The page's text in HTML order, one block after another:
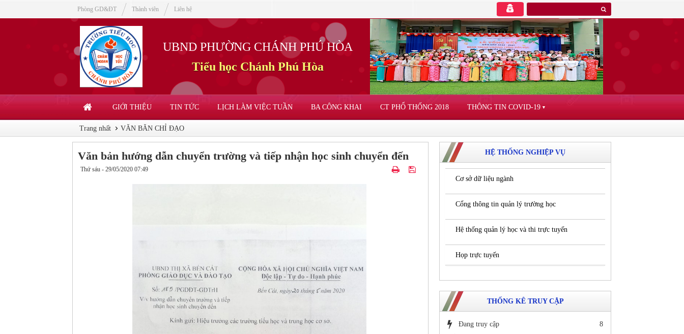
UBND PHƯỜNG CHÁNH PHÚ HÒA
Tiểu học Chánh Phú Hòa
GIỚI THIỆU TIN TỨC LỊCH LÀM VIỆC TUẦN BA CÔNG KHAI CT PHỔ THỐNG 2018 THÔNG TIN COVID-19 ▼
Phòng GD&ĐT Thành viên Liên hệ
Trang nhất VĂN BĂN CHỈ ĐẠO
Văn bản hướng dẫn chuyển trường và tiếp nhận học sinh chuyển đến
Thứ sáu - 29/05/2020 07:49
HỆ THỐNG NGHIỆP VỤ
Cơ sở dữ liệu ngành
Cổng thông tin quản lý trường học
Hệ thống quản lý học và thi trực tuyến
Họp trực tuyến
THỐNG KÊ TRUY CẬP
Đang truy cập
8